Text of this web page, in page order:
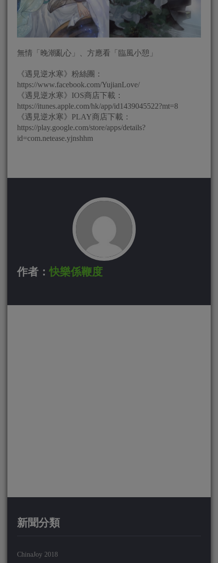
無情「晚潮亂心」、方應看「臨風小憩」
《遇見逆水寒》粉絲團：
https://www.facebook.com/YujianLove/
《遇見逆水寒》IOS商店下載：
https://itunes.apple.com/hk/app/id1439045522?mt=8
《遇見逆水寒》PLAY商店下載：
https://play.google.com/store/apps/details?
id=com.netease.yjnshhm
作者：快樂係鞭度
新聞分類
ChinaJoy 2018